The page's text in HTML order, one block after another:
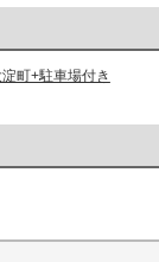
町+駐車場付き